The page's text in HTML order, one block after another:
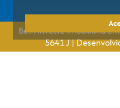
Bem Investe Imobiliária
5641 J |